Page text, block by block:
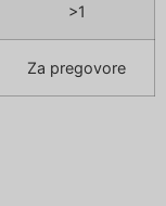
>1
Za pregovore